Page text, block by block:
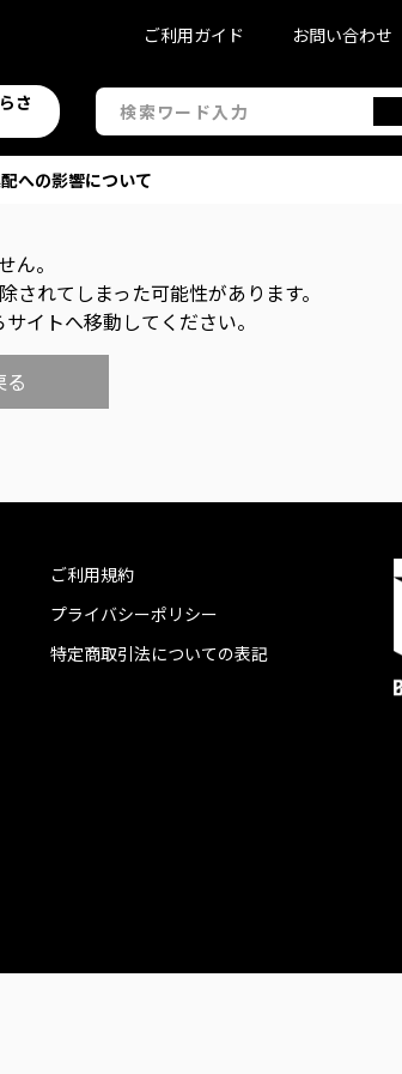
さ
ご利用ガイド お問い合わせ
への影響について
ん。
れてしまった可能性があります。
イトへ移動してください。
る
ご利用規約
プライバシーポリシー
特定商取引法についての表記